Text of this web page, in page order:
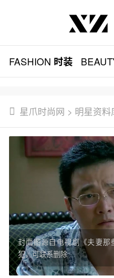
FASHION 时装
星爪时尚网 > 明星资料
封面图源自电视剧《夫妻那
犯，可联系删除